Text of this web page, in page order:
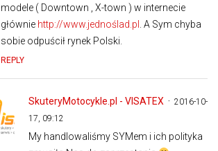
modele ( Downtown , X-town ) w internecie
głównie http://www.jednoślad.pl
. A Sym chyba
sobie odpuścił rynek Polski.
REPLY
SkuteryMotocykle.pl - VISATEX
2016-10-
17, 09:12
My handlowaliśmy SYMem i ich polityka